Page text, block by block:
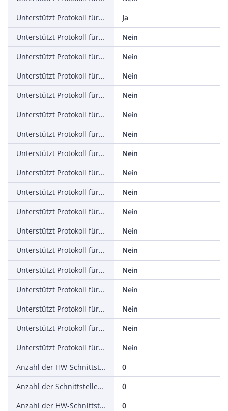
Unterstützt Protokoll für ASI
Ja
Unterstützt Protokoll für KNX
Nein
Unterstützt Protokoll für Modbus
Nein
Unterstützt Protokoll für Data-Highway
Nein
Unterstützt Protokoll für DeviceNet
Nein
Unterstützt Protokoll für SUCONET
Nein
Unterstützt Protokoll für LON
Nein
Unterstützt Protokoll für PROFINET IO
Nein
Unterstützt Protokoll für PROFINET CBA
Nein
Unterstützt Protokoll für SERCOS
Nein
Unterstützt Protokoll für Foundation Fieldbus
Nein
Unterstützt Protokoll für EtherNet/IP
Nein
Unterstützt Protokoll für AS-Interface Safety at Work
Nein
Unterstützt Protokoll für DeviceNet Safety
Nein
Unterstützt Protokoll für INTERBUS-Safety
Nein
Unterstützt Protokoll für PROFIsafe
Nein
Unterstützt Protokoll für SafetyBUS p
Nein
Unterstützt Protokoll für sonstige Bussysteme
Nein
Anzahl der HW-Schnittstellen Industrial Ethernet
0
Anzahl der Schnittstellen PROFINET
0
Anzahl der HW-Schnittstellen seriell RS-232
0